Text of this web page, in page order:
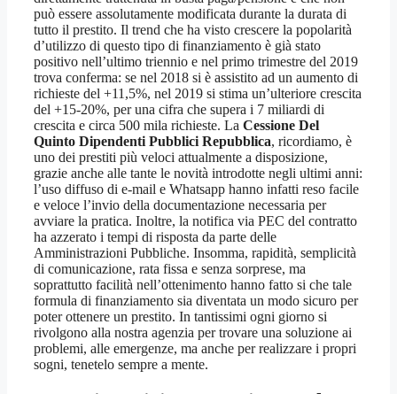
può essere assolutamente modificata durante la durata di
tutto il prestito. Il trend che ha visto crescere la popolarità
d’utilizzo di questo tipo di finanziamento è già stato
positivo nell’ultimo triennio e nel primo trimestre del 2019
trova conferma: se nel 2018 si è assistito ad un aumento di
richieste del +11,5%, nel 2019 si stima un’ulteriore crescita
del +15-20%, per una cifra che supera i 7 miliardi di
crescita e circa 500 mila richieste. La Cessione Del
Quinto Dipendenti Pubblici Repubblica, ricordiamo, è
uno dei prestiti più veloci attualmente a disposizione,
grazie anche alle tante le novità introdotte negli ultimi anni:
l’uso diffuso di e-mail e Whatsapp hanno infatti reso facile
e veloce l’invio della documentazione necessaria per
avviare la pratica. Inoltre, la notifica via PEC del contratto
ha azzerato i tempi di risposta da parte delle
Amministrazioni Pubbliche. Insomma, rapidità, semplicità
di comunicazione, rata fissa e senza sorprese, ma
soprattutto facilità nell’ottenimento hanno fatto si che tale
formula di finanziamento sia diventata un modo sicuro per
poter ottenere un prestito. In tantissimi ogni giorno si
rivolgono alla nostra agenzia per trovare una soluzione ai
problemi, alle emergenze, ma anche per realizzare i propri
sogni, tenetelo sempre a mente.